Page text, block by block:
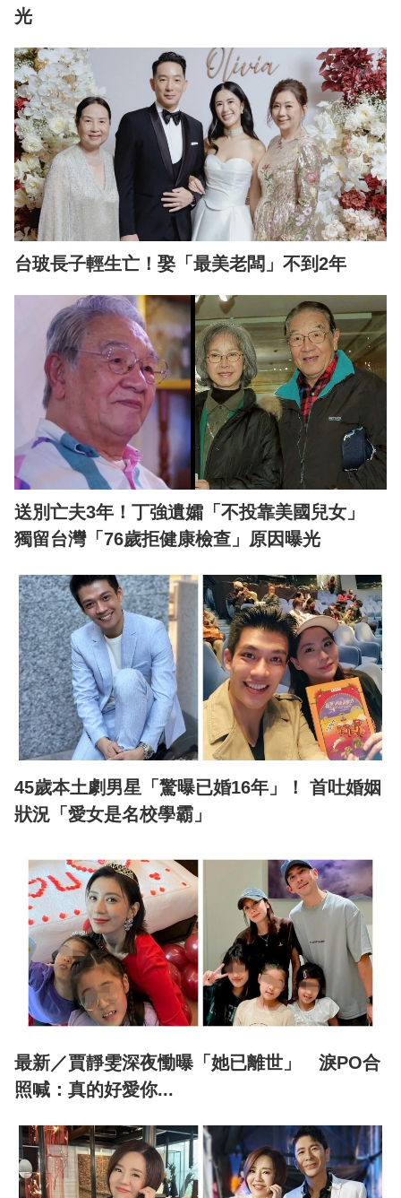
光
台玻長子輕生亡！娶「最美老闆」不到2年
送別亡夫3年！丁強遺孀「不投靠美國兒女」
獨留台灣「76歲拒健康檢查」原因曝光
45歲本土劇男星「驚曝已婚16年」！ 首吐婚姻
狀況「愛女是名校學霸」
最新／賈靜雯深夜慟曝「她已離世」 淚PO合
照喊：真的好愛你...